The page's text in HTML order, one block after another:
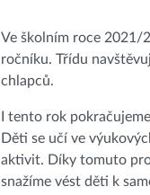
Ve školním roce 2021/
ročníku. Třídu
chlapců.
I tento rok
Děti se učí ve
aktivit. Díky tomuto
snažíme vést děti k